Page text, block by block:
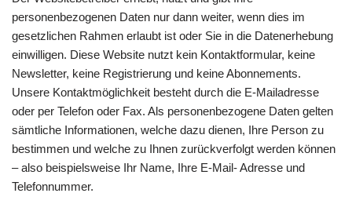
personenbezogenen Daten nur dann weiter, wenn dies im
gesetzlichen Rahmen erlaubt ist oder Sie in die Datenerhebung
einwilligen. Diese Website nutzt kein Kontaktformular, keine
Newsletter, keine Registrierung und keine Abonnements.
Unsere Kontaktmöglichkeit besteht durch die E-Mailadresse
oder per Telefon oder Fax. Als personenbezogene Daten gelten
sämtliche Informationen, welche dazu dienen, Ihre Person zu
bestimmen und welche zu Ihnen zurückverfolgt werden können
– also beispielsweise Ihr Name, Ihre E-Mail- Adresse und
Telefonnummer.